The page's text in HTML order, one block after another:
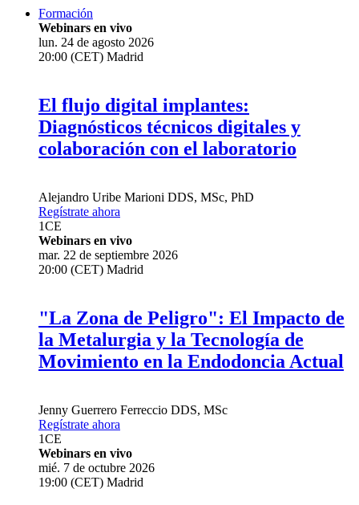
Formación
Webinars en vivo
lun. 24 de agosto 2026
20:00 (CET) Madrid
El flujo digital implantes:
Diagnósticos técnicos digitales y
colaboración con el laboratorio
Alejandro Uribe Marioni DDS, MSc, PhD
Regístrate ahora
1CE
Webinars en vivo
mar. 22 de septiembre 2026
20:00 (CET) Madrid
"La Zona de Peligro": El Impacto de
la Metalurgia y la Tecnología de
Movimiento en la Endodoncia Actual
Jenny Guerrero Ferreccio DDS, MSc
Regístrate ahora
1CE
Webinars en vivo
mié. 7 de octubre 2026
19:00 (CET) Madrid